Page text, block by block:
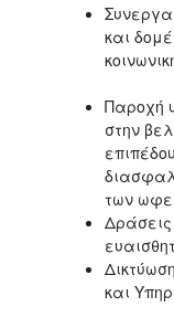
και
Παροχή
στην
των
και